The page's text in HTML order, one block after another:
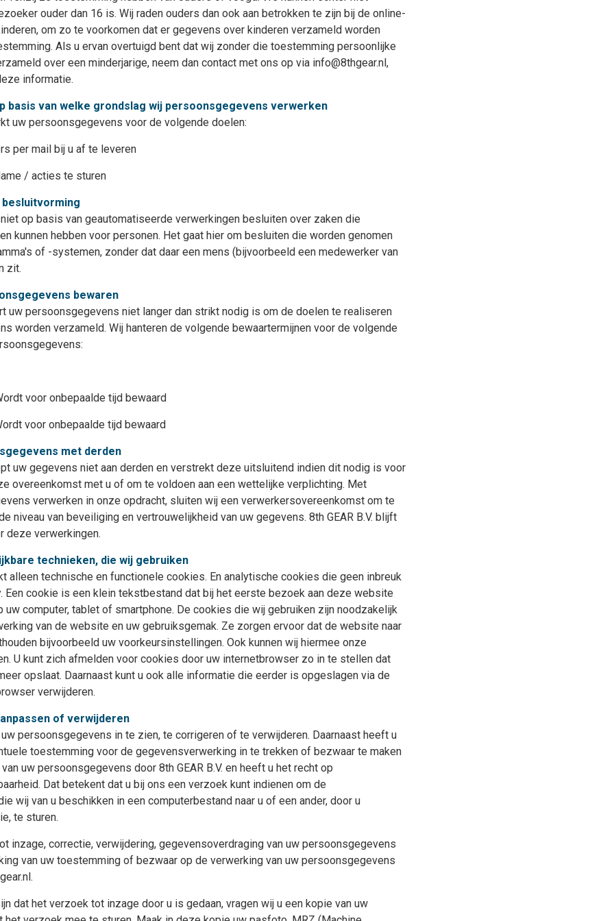
ouder dan 16 is. Wij raden ouders dan ook aan betrokken te zijn bij de online-
om zo te voorkomen dat er gegevens over kinderen verzameld worden
Als u ervan overtuigd bent dat wij zonder die toestemming persoonlijke
over een minderjarige, neem dan contact met ons op via info@8thgear.nl,
informatie.
basis van welke grondslag wij persoonsgegevens verwerken
uw persoonsgegevens voor de volgende doelen:
per mail bij u af te leveren
/ acties te sturen
niet op basis van geautomatiseerde verwerkingen besluiten over zaken die
kunnen hebben voor personen. Het gaat hier om besluiten die worden genomen
of -systemen, zonder dat daar een mens (bijvoorbeeld een medewerker van
zit.
bewaren
uw persoonsgegevens niet langer dan strikt nodig is om de doelen te realiseren
worden verzameld. Wij hanteren de volgende bewaartermijnen voor de volgende
voor onbepaalde tijd bewaard
voor onbepaalde tijd bewaard
met derden
uw gegevens niet aan derden en verstrekt deze uitsluitend indien dit nodig is voor
overeenkomst met u of om te voldoen aan een wettelijke verplichting. Met
verwerken in onze opdracht, sluiten wij een verwerkersovereenkomst om te
niveau van beveiliging en vertrouwelijkheid van uw gegevens. 8th GEAR B.V. blijft
deze verwerkingen.
technieken, die wij gebruiken
alleen technische en functionele cookies. En analytische cookies die geen inbreuk
Een cookie is een klein tekstbestand dat bij het eerste bezoek aan deze website
uw computer, tablet of smartphone. De cookies die wij gebruiken zijn noodzakelijk
van de website en uw gebruiksgemak. Ze zorgen ervoor dat de website naar
bijvoorbeeld uw voorkeursinstellingen. Ook kunnen wij hiermee onze
U kunt zich afmelden voor cookies door uw internetbrowser zo in te stellen dat
opslaat. Daarnaast kunt u ook alle informatie die eerder is opgeslagen via de
verwijderen.
of verwijderen
persoonsgegevens in te zien, te corrigeren of te verwijderen. Daarnaast heeft u
toestemming voor de gegevensverwerking in te trekken of bezwaar te maken
uw persoonsgegevens door 8th GEAR B.V. en heeft u het recht op
Dat betekent dat u bij ons een verzoek kunt indienen om de
wij van u beschikken in een computerbestand naar u of een ander, door u
te sturen.
inzage, correctie, verwijdering, gegevensoverdraging van uw persoonsgegevens
van uw toestemming of bezwaar op de verwerking van uw persoonsgegevens
dat het verzoek tot inzage door u is gedaan, vragen wij u een kopie van uw